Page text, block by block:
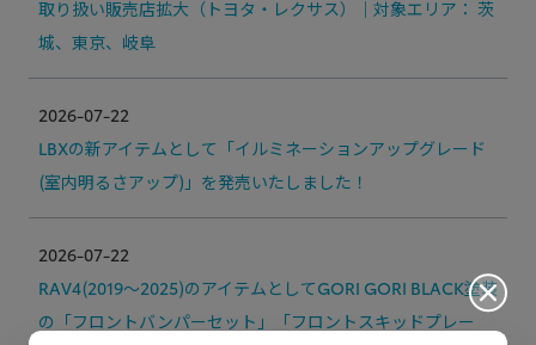
取り扱い販売店拡大（トヨタ・レクサス）｜対象エリア： 茨
城、東京、岐阜
2026-07-22
LBXの新アイテムとして「イルミネーションアップグレード
(室内明るさアップ)」を発売いたしました！
2026-07-22
RAV4(2019～2025)のアイテムとしてGORI GORI BLACK塗装
の「フロントバンパーセット」「フロントスキッドプレー